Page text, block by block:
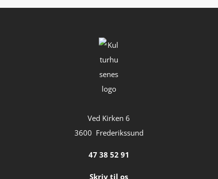
Ved Kirken 6
3600 Frederikssund
47 38 52 91
Skriv til os